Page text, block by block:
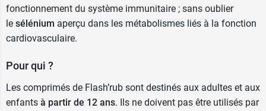
fonctionnement du système immunitaire ; sans oublier
le sélénium aperçu dans les métabolismes liés à la fonction
cardiovasculaire.
Pour qui ?
Les comprimés de Flash’rub sont destinés aux adultes et aux
enfants à partir de 12 ans. Ils ne doivent pas être utilisés par